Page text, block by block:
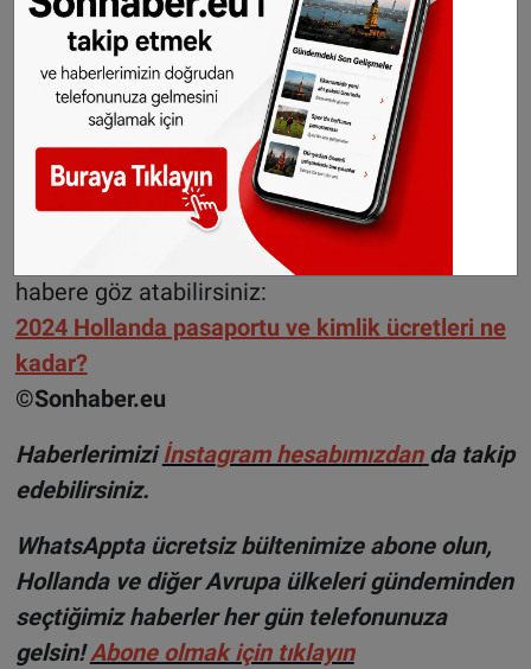
Kimlik kartı başvurularında ise 18 yaş altı
bireyler 40,92 euro, 18 yaş ve üzeri bireyler ise
75,80 euro ödüyor.
Hollanda vatandaşı olan ve sınır bölgelerinde
veya yurtdışında ikamet eden vatandaşlardan
alınan pasaport ve kimlik bedelleri için bu
habere göz atabilirsiniz:
2024 Hollanda pasaportu ve kimlik ücretleri ne
kadar?
©Sonhaber.eu
Haberlerimizi İnstagram hesabımızdan da takip
edebilirsiniz.
WhatsAppta ücretsiz bültenimize abone olun,
Hollanda ve diğer Avrupa ülkeleri gündeminden
seçtiğimiz haberler her gün telefonunuza
gelsin!Abone olmak için tıklayın